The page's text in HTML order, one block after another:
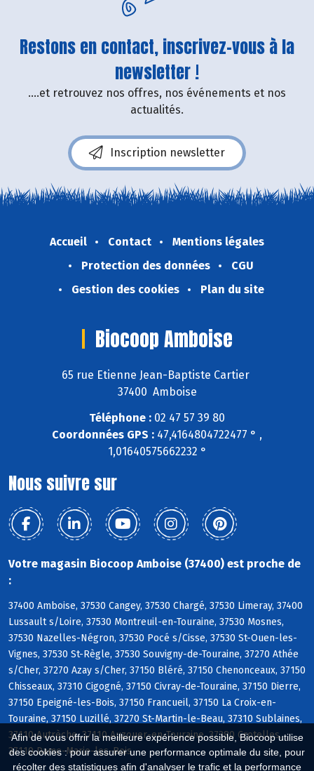
Afin de vous offrir la meilleure expérience possible, Biocoop utilise
des cookies : pour assurer une performance optimale du site, pour
récolter des statistiques afin d'analyser le trafic et la performance
Restons en contact, inscrivez-vous à la
newsletter !
....et retrouvez nos offres, nos événements et nos
actualités.
Inscription newsletter
Accueil Contact
Mentions légales
Protection des données
CGU
Gestion des cookies
Plan du site
Biocoop Amboise
65 rue Etienne Jean-Baptiste Cartier
37400 Amboise
Téléphone : 02 47 57 39 80
Coordonnées GPS : 47,4164804722477 ° ,
1,01640575662232 °
Nous suivre sur
Votre magasin Biocoop Amboise (37400) est proche de
:
37400 Amboise, 37530 Cangey, 37530 Chargé, 37530 Limeray, 37400
Lussault s/Loire, 37530 Montreuil-en-Touraine, 37530 Mosnes,
37530 Nazelles-Négron, 37530 Pocé s/Cisse, 37530 St-Ouen-les-
Vignes, 37530 St-Règle, 37530 Souvigny-de-Touraine, 37270 Athée
s/Cher, 37270 Azay s/Cher, 37150 Bléré, 37150 Chenonceaux, 37150
Chisseaux, 37310 Cigogné, 37150 Civray-de-Touraine, 37150 Dierre,
37150 Epeigné-les-Bois, 37150 Francueil, 37150 La Croix-en-
Touraine, 37150 Luzillé, 37270 St-Martin-le-Beau, 37310 Sublaines,
37110 Autrèche, 37110 Auzouer-en-Touraine, 37380 Crotelles,
37110 Dame-Marie-les-Bois